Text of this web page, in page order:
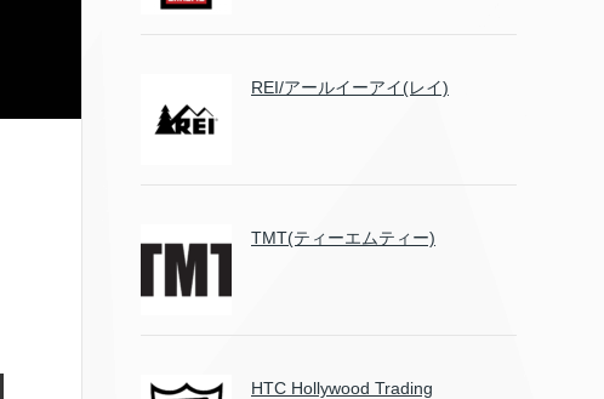
REI/アールイーアイ(レイ)
TMT(ティーエムティー)
HTC Hollywood Trading